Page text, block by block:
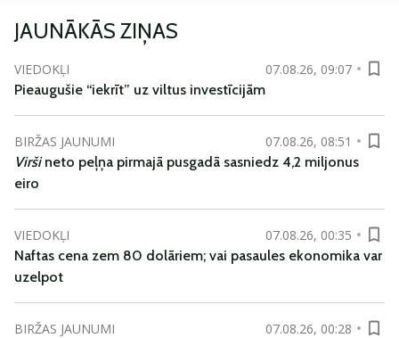
JAUNĀKĀS ZIŅAS
VIEDOKĻI
07.08.26, 09:07
Pieaugušie “iekrīt” uz viltus investīcijām
BIRŽAS JAUNUMI
07.08.26, 08:51
Viršineto peļņa pirmajā pusgadā sasniedz 4,2 miljonus
eiro
VIEDOKĻI
07.08.26, 00:35
Naftas cena zem 80 dolāriem; vai pasaules ekonomika var
uzelpot
BIRŽAS JAUNUMI
07.08.26, 00:28